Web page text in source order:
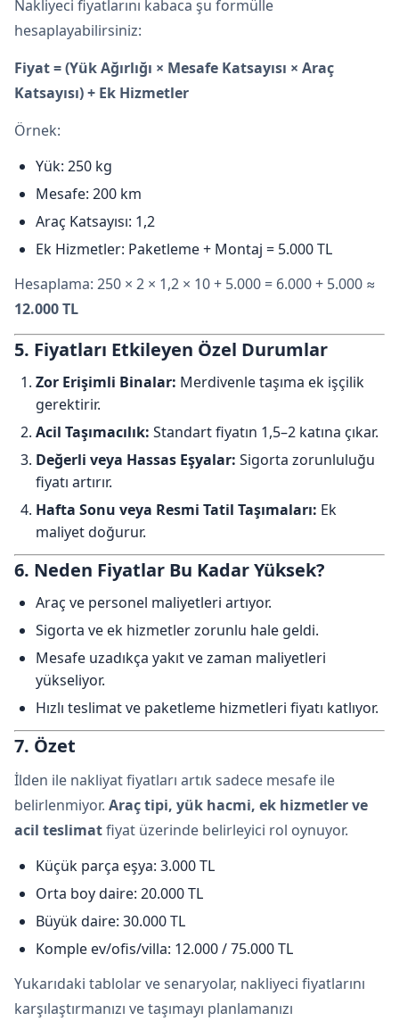
Nakliyeci fiyatlarını kabaca şu formülle
hesaplayabilirsiniz:
Fiyat = (Yük Ağırlığı × Mesafe Katsayısı × Araç
Katsayısı) + Ek Hizmetler
Örnek:
Yük: 250 kg
Mesafe: 200 km
Araç Katsayısı: 1,2
Ek Hizmetler: Paketleme + Montaj = 5.000 TL
Hesaplama: 250 × 2 × 1,2 × 10 + 5.000 = 6.000 + 5.000 ≈
12.000 TL
5. Fiyatları Etkileyen Özel Durumlar
Zor Erişimli Binalar: Merdivenle taşıma ek işçilik
gerektirir.
Acil Taşımacılık: Standart fiyatın 1,5–2 katına çıkar.
Değerli veya Hassas Eşyalar: Sigorta zorunluluğu
fiyatı artırır.
Hafta Sonu veya Resmi Tatil Taşımaları: Ek
maliyet doğurur.
6. Neden Fiyatlar Bu Kadar Yüksek?
Araç ve personel maliyetleri artıyor.
Sigorta ve ek hizmetler zorunlu hale geldi.
Mesafe uzadıkça yakıt ve zaman maliyetleri
yükseliyor.
Hızlı teslimat ve paketleme hizmetleri fiyatı katlıyor.
7. Özet
İlden ile nakliyat fiyatları artık sadece mesafe ile
belirlenmiyor. Araç tipi, yük hacmi, ek hizmetler ve
acil teslimatfiyat üzerinde belirleyici rol oynuyor.
Küçük parça eşya: 3.000 TL
Orta boy daire: 20.000 TL
Büyük daire: 30.000 TL
Komple ev/ofis/villa: 12.000 / 75.000 TL
Yukarıdaki tablolar ve senaryolar, nakliyeci fiyatlarını
karşılaştırmanızı ve taşımayı planlamanızı